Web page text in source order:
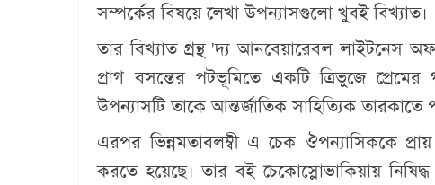
সম্পর্কের বিষয়ে লেখা উপন্যাসগুলো খুবই বিখ্যাত।
তার বিখ্যাত গ্রন্থ 'দ্য আনবেয়ারেবল লাইটনেস
প্রাগ বসন্তের পটভূমিতে একটি ত্রিভুজে
উপন্যাসটি তাকে আন্তর্জাতিক সাহিত্যিক তারকাতে
এরপর ভিন্নমতাবলম্বী এ চেক ঔপন্যাসিককে
করতে হয়েছে। তার বই চেকোস্লোভাকিয়ায়